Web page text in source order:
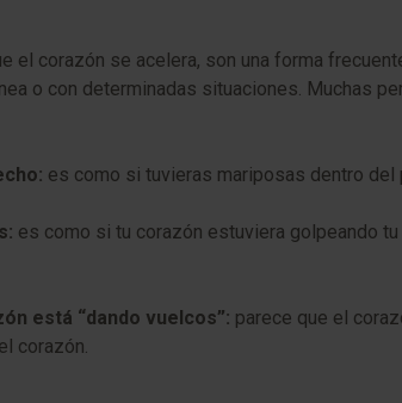
el corazón se acelera, son una forma
o con determinadas situaciones. Muchas
es como si tuvieras mariposas dentro
es como si tu corazón estuviera golpeando
está “dando vuelcos”: parece que el
corazón.